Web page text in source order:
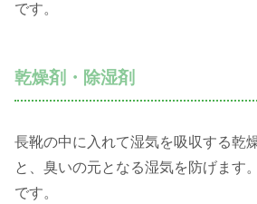
です。
乾燥剤・除湿剤
長靴の中に入れて湿気を吸収する乾
と、臭いの元となる湿気を防げます
です。